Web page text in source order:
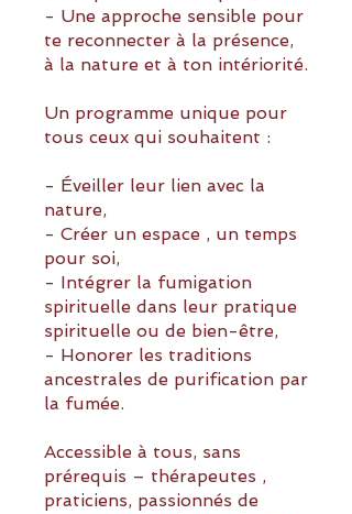
- Une approche sensible pour
te reconnecter à la présence,
à la nature et à ton intériorité.
Un programme unique pour
tous ceux qui souhaitent :
- Éveiller leur lien avec la
nature,
- Créer un espace , un temps
pour soi,
- Intégrer la fumigation
spirituelle dans leur pratique
spirituelle ou de bien-être,
- Honorer les traditions
ancestrales de purification par
la fumée.
Accessible à tous, sans
prérequis – thérapeutes ,
praticiens, passionnés de